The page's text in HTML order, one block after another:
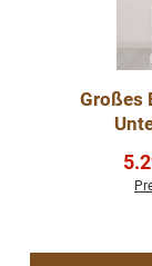
Großes